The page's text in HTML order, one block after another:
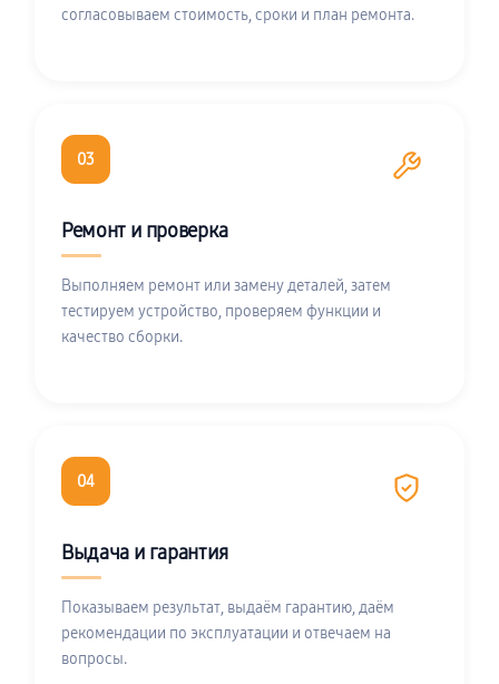
согласовываем стоимость, сроки и план ремонта.
03
Ремонт и проверка
Выполняем ремонт или замену деталей, затем
тестируем устройство, проверяем функции и
качество сборки.
04
Выдача и гарантия
Показываем результат, выдаём гарантию, даём
рекомендации по эксплуатации и отвечаем на
вопросы.